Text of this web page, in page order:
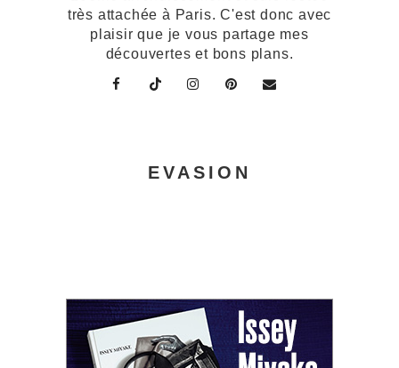
très attachée à Paris. C'est donc avec
plaisir que je vous partage mes
découvertes et bons plans.
EVASION